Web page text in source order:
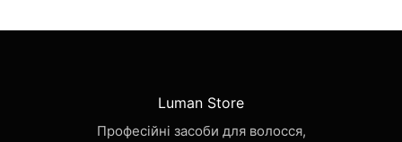
Luman Store
Професійні засоби для волосся,